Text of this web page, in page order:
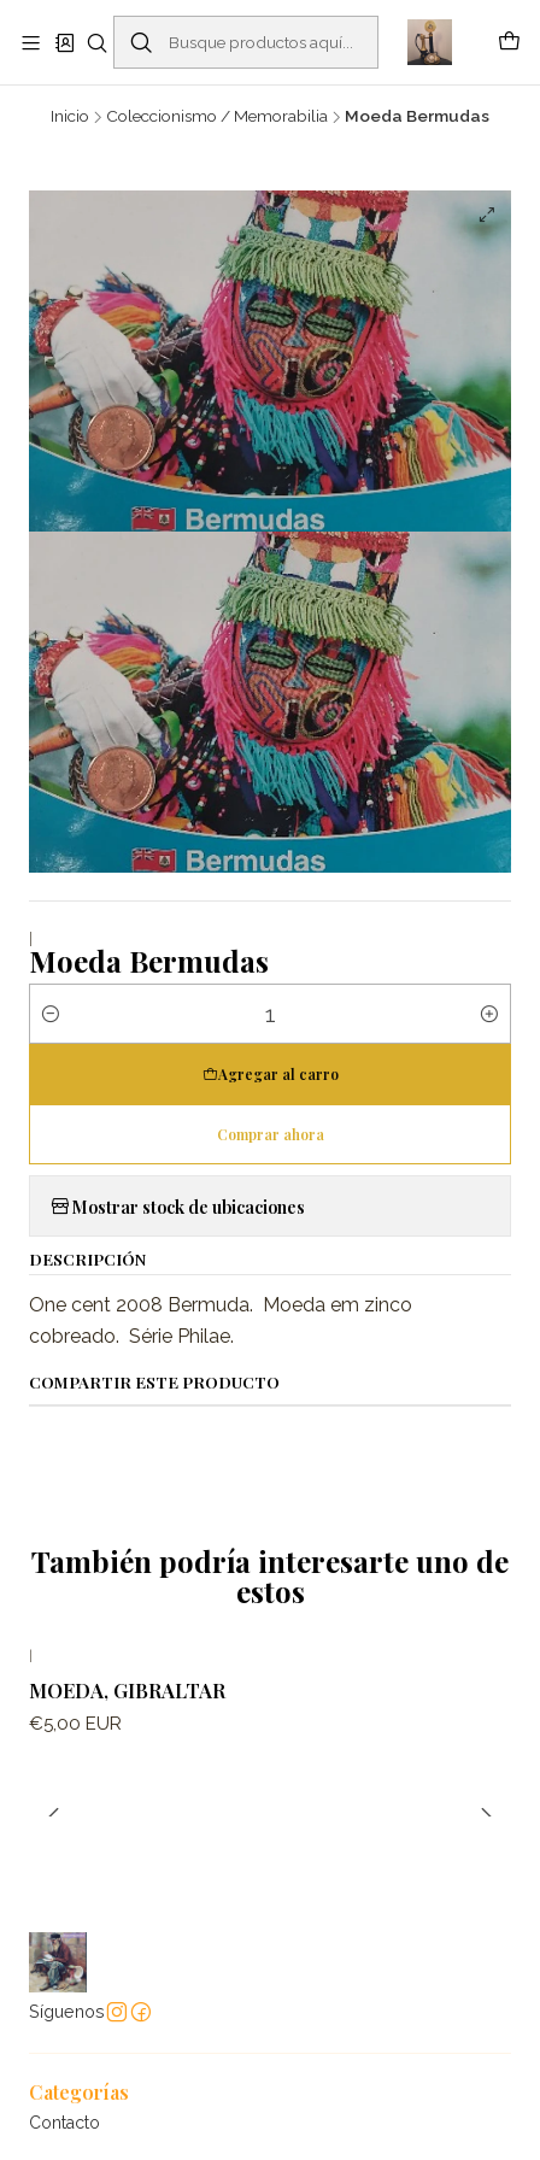
Buscantiguidades - Leilões. Colecionismo e antiguidades em Viana do
Castelo -
Leer más
Inicio Coleccionismo / Memorabilia Moeda Bermudas
|
Moeda Bermudas
Cantidad
Agregar al carro
Comprar ahora
Mostrar stock de ubicaciones
DESCRIPCIÓN
One cent 2008 Bermuda. Moeda em zinco
cobreado. Série Philae.
COMPARTIR ESTE PRODUCTO
También podría interesarte uno de
estos
MOEDA, GIBRALTAR
€5,00 EUR
Síguenos
Categorías
Contacto